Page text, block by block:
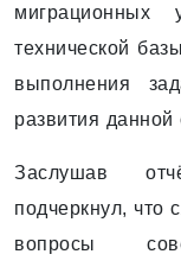
миграционных
технической
выполнения
развития данной
Заслушав
подчеркнул, что
вопросы